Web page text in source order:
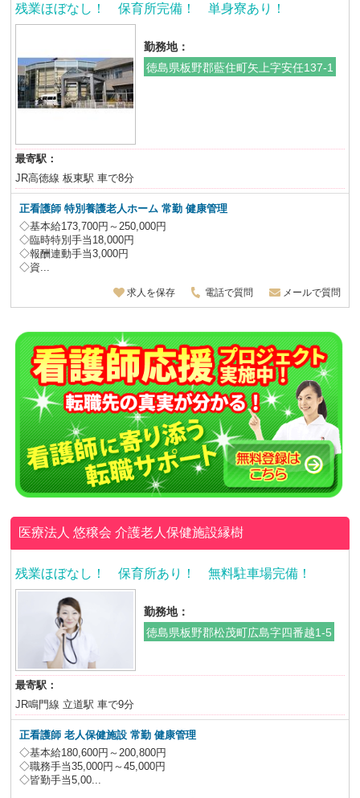
残業ほぼなし！ 保育所完備！ 単身寮あり！
勤務地：
徳島県板野郡藍住町矢上字安任137-1
最寄駅：
JR高徳線 板東駅 車で8分
正看護師 特別養護老人ホーム常勤 健康管理
◇基本給173,700円～250,000円
◇臨時特別手当18,000円
◇報酬連動手当3,000円
◇資...
求人を保存 電話で質問 メールで質問
医療法人 悠穣会介護老人保健施設縁樹
残業ほぼなし！ 保育所あり！ 無料駐車場完備！
勤務地：
徳島県板野郡松茂町広島字四番越1-5
最寄駅：
JR鳴門線 立道駅 車で9分
正看護師 老人保健施設常勤 健康管理
◇基本給180,600円～200,800円
◇職務手当35,000円～45,000円
◇皆勤手当5,00...